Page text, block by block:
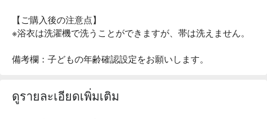
【ご購入後の注意点】
※浴衣は洗濯機で洗うことができますが、帯は洗えません。
備考欄：子どもの年齢確認設定をお願いします。
ดูรายละเอียดเพิ่มเติม